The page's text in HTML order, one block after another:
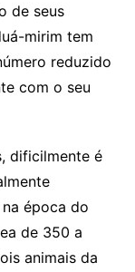
de seus
mirim tem
reduzido
com o seu
dificilmente é
época do
de 350 a
animais da